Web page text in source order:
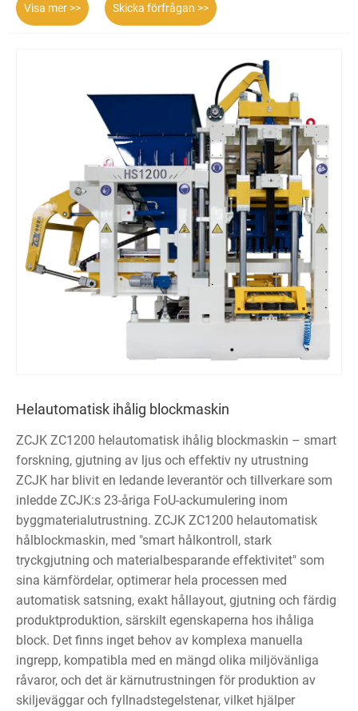
Visa mer >> Skicka förfrågan >>
Helautomatisk ihålig blockmaskin
ZCJK ZC1200 helautomatisk ihålig blockmaskin – smart
forskning, gjutning av ljus och effektiv ny utrustning
ZCJK har blivit en ledande leverantör och tillverkare som
inledde ZCJK:s 23-åriga FoU-ackumulering inom
byggmaterialutrustning. ZCJK ZC1200 helautomatisk
hålblockmaskin, med "smart hålkontroll, stark
tryckgjutning och materialbesparande effektivitet" som
sina kärnfördelar, optimerar hela processen med
automatisk satsning, exakt hållayout, gjutning och färdig
produktproduktion, särskilt egenskaperna hos ihåliga
block. Det finns inget behov av komplexa manuella
ingrepp, kompatibla med en mängd olika miljövänliga
råvaror, och det är kärnutrustningen för produktion av
skiljeväggar och fyllnadstegelstenar, vilket hjälper